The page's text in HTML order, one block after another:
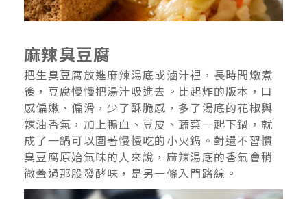
麻辣臭豆腐
把生臭豆腐放進麻辣湯底或滷汁裡，長時間燉煮
後，豆腐慢慢把湯汁吸進去。比起炸的版本，口
感偏嫩、偏滑，少了酥脆感，多了湯底的花椒與
辣油香氣，加上鴨血、豆皮、蔬菜一起下鍋，就
成了一鍋可以圍著慢慢吃的小火鍋。對還不習慣
臭豆腐原始氣味的人來說，麻辣湯底的香氣會稍
微蓋過那股發酵味，是另一條入門路線。